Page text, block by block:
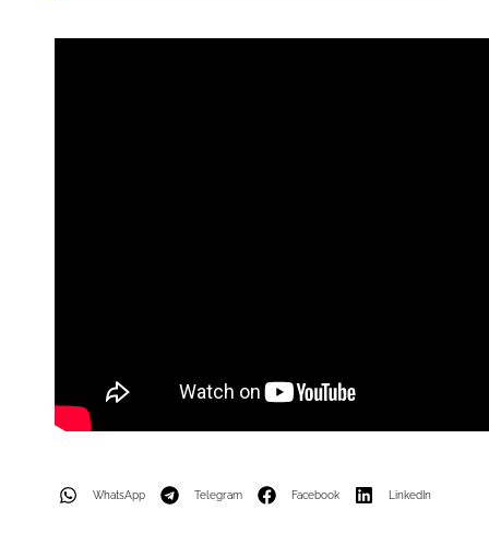
WhatsApp Telegram Facebook LinkedIn